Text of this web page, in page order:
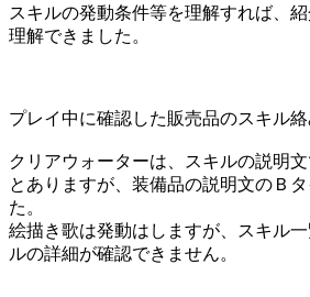
スキルの発動条件等を理解すれば、
理解できました。
プレイ中に確認した販売品のスキル絡
クリアウォーターは、スキルの説明
とありますが、装備品の説明文のＢ
た。
絵描き歌は発動はしますが、スキル
ルの詳細が確認できません。